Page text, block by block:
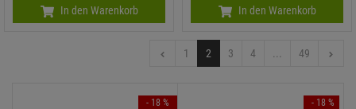
In den Warenkorb In den Warenkorb
1 2 3 4 ... 49
- 18 % - 18 %